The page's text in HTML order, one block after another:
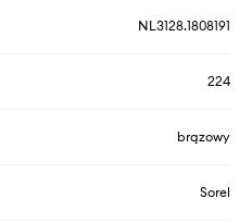
NL3128.1808191
224
brązowy
Sorel